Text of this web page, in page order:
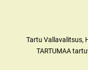
Tartu Vallavalitsus,
TARTUMAA